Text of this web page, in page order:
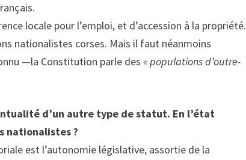
locale pour l’emploi, et d’accession à la propriété.
nationalistes corses. Mais il faut néanmoins
—la Constitution parle des« populations d’outre-
d’un autre type de statut. En l’état
nationalistes ?
est l’autonomie législative, assortie de la